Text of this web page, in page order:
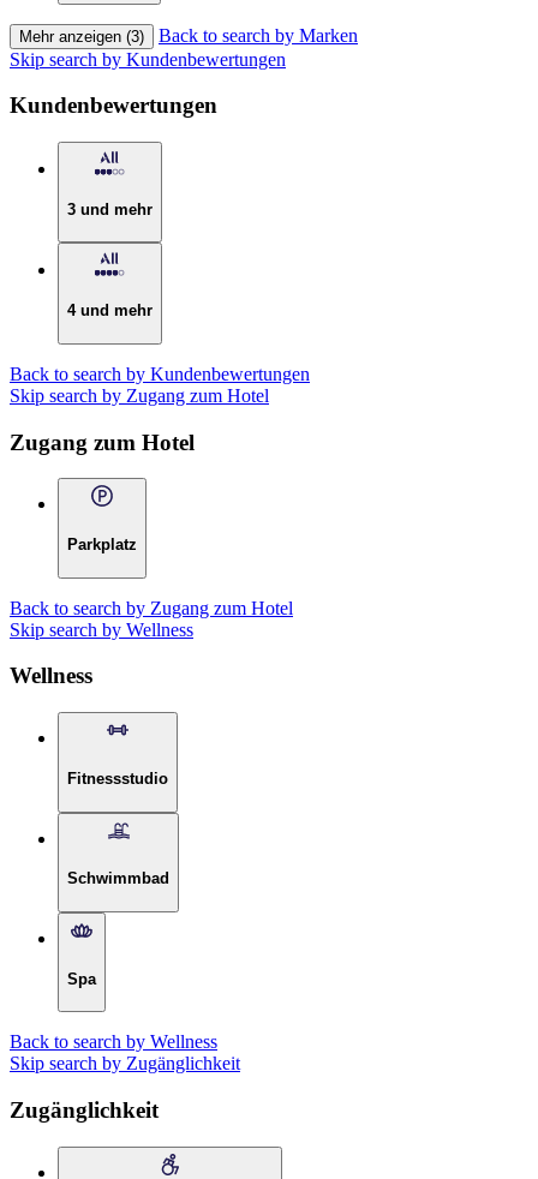
Mehr anzeigen (3)
Back to search by Marken
Skip search by Kundenbewertungen
Kundenbewertungen
3 und mehr
4 und mehr
Back to search by Kundenbewertungen
Skip search by Zugang zum Hotel
Zugang zum Hotel
Parkplatz
Back to search by Zugang zum Hotel
Skip search by Wellness
Wellness
Fitnessstudio
Schwimmbad
Spa
Back to search by Wellness
Skip search by Zugänglichkeit
Zugänglichkeit